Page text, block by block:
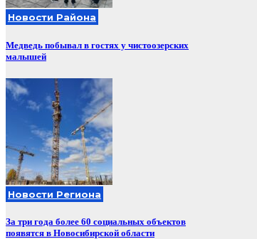
Новости Района
Медведь побывал в гостях у чистоозерских
малышей
Новости Региона
За три года более 60 социальных объектов
появятся в Новосибирской области